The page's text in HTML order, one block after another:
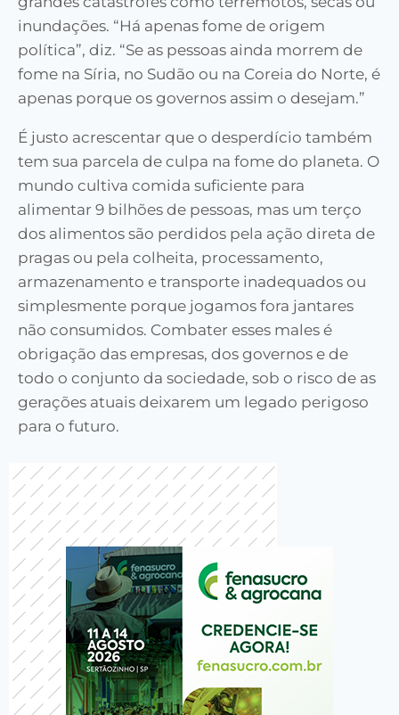
inundações. “Há apenas fome de origem
política”, diz. “Se as pessoas ainda morrem de
fome na Síria, no Sudão ou na Coreia do Norte, é
apenas porque os governos assim o desejam.”
É justo acrescentar que o desperdício também
tem sua parcela de culpa na fome do planeta. O
mundo cultiva comida suficiente para
alimentar 9 bilhões de pessoas, mas um terço
dos alimentos são perdidos pela ação direta de
pragas ou pela colheita, processamento,
armazenamento e transporte inadequados ou
simplesmente porque jogamos fora jantares
não consumidos. Combater esses males é
obrigação das empresas, dos governos e de
todo o conjunto da sociedade, sob o risco de as
gerações atuais deixarem um legado perigoso
para o futuro.